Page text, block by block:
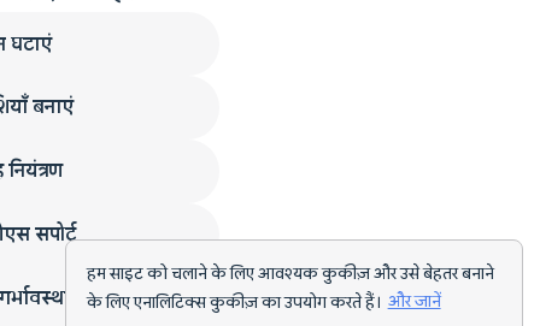
हम साइट को चलाने के लिए आवश्यक कुकीज़ और उसे बेहतर बनाने
के लिए एनालिटिक्स कुकीज़ का उपयोग करते हैं। और जानें
घटाएं
बनाएं
सपोर्ट